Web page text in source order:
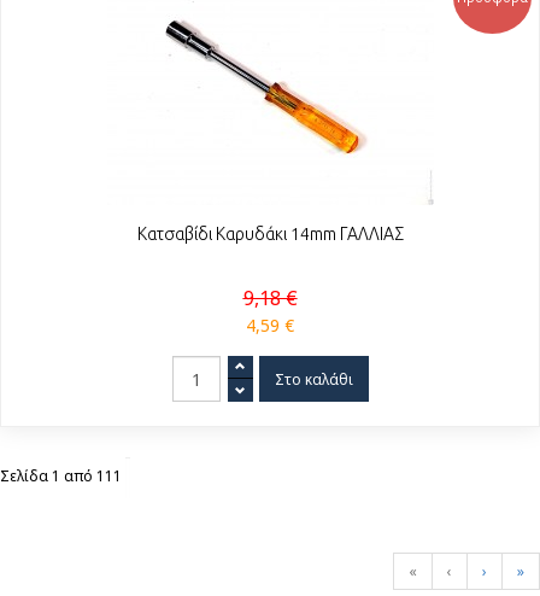
Κατσαβίδι Καρυδάκι 14mm ΓΑΛΛΙΑΣ
9,18 €
4,59 €
Σελίδα 1 από 111
« ‹ › »